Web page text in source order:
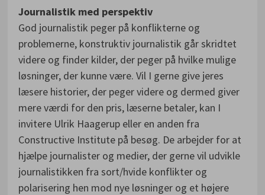
Journalistik med perspektiv
God journalistik peger på konflikterne og
problemerne, konstruktiv journalistik går skridtet
videre og finder kilder, der peger på hvilke mulige
løsninger, der kunne være. Vil I gerne give jeres
læsere historier, der peger videre og dermed giver
mere værdi for den pris, læserne betaler, kan I
invitere Ulrik Haagerup eller en anden fra
Constructive Institute på besøg. De arbejder for at
hjælpe journalister og medier, der gerne vil udvikle
journalistikken fra sort/hvide konflikter og
polarisering hen mod nye løsninger og et højere